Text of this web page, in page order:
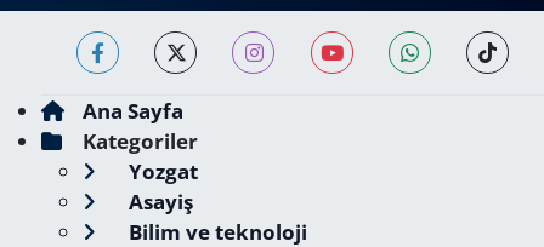
Ana Sayfa
Kategoriler
Yozgat
Asayiş
Bilim ve teknoloji